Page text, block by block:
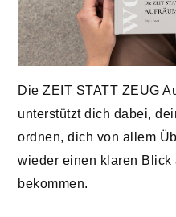
Die ZEIT STATT ZEUG
unterstützt dich dabei,
ordnen, dich von allem
wieder einen klaren Blick
bekommen.